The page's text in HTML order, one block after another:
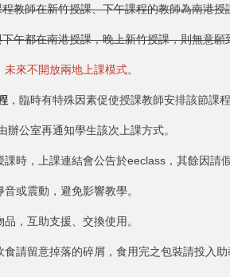
教師在新竹授課、下午課程的教師為南港
午都在南港授課，晚上新竹授課，則無意
來不開放兩地上課模式。
，臨時有特殊因素促使授課教師安排該節課
辦公室再通知學生該次上課方式。
課時，上課連結會公告於eeclass，其餘因請
或震動，避免影響教學。
，互助支援、交換使用。
請留意掉落的碎屑，食用完之包裝請投入助